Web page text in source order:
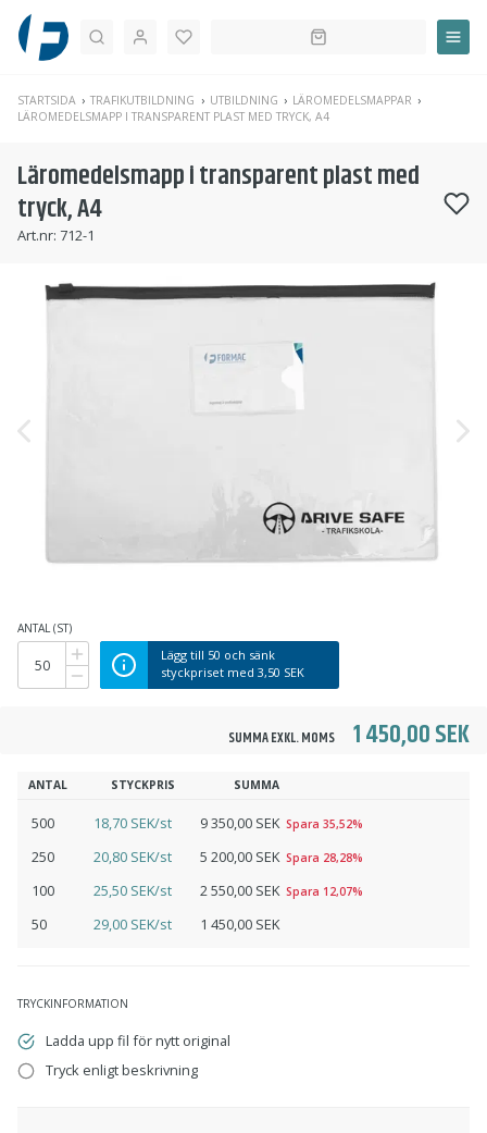
Sök
STARTSIDA TRAFIKUTBILDNING UTBILDNING
LÄROMEDELSMAPPAR
LÄROMEDELSMAPP I TRANSPARENT PLAST MED TRYCK, A4
Läromedelsmapp i transparent plast med
tryck, A4
Art.nr: 712-1
ANTAL (ST)
Lägg till 50 och sänk
styckpriset med 3,50 SEK
SUMMA EXKL. MOMS 1 450,00 SEK
ANTAL STYCKPRIS SUMMA
500 18,70 SEK/st 9 350,00 SEK Spara 35,52%
250 20,80 SEK/st 5 200,00 SEK Spara 28,28%
100 25,50 SEK/st 2 550,00 SEK Spara 12,07%
50 29,00 SEK/st 1 450,00 SEK
TRYCKINFORMATION
Ladda upp fil för nytt original
Tryck enligt beskrivning